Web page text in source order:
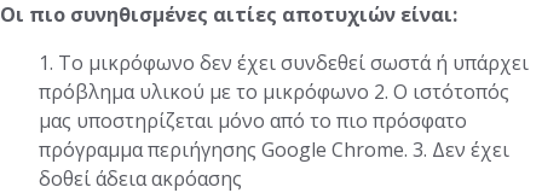
Οι πιο συνηθισμένες αιτίες αποτυχιών είναι:
1. Το μικρόφωνο δεν έχει συνδεθεί σωστά ή υπάρχει
πρόβλημα υλικού με το μικρόφωνο 2. Ο ιστότοπός
μας υποστηρίζεται μόνο από το πιο πρόσφατο
πρόγραμμα περιήγησης Google Chrome. 3. Δεν έχει
δοθεί άδεια ακρόασης